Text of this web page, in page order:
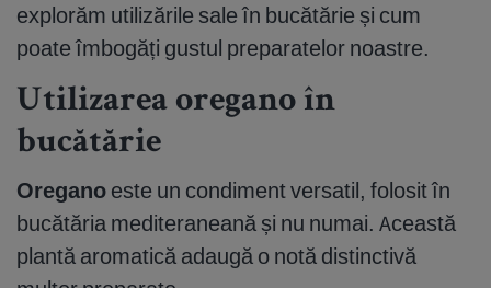
explorăm utilizările sale în bucătărie și cum
poate îmbogăți gustul preparatelor noastre.
Utilizarea oregano în
bucătărie
Oregano este un condiment versatil, folosit în
bucătăria mediteraneană și nu numai. Această
plantă aromatică adaugă o notă distinctivă